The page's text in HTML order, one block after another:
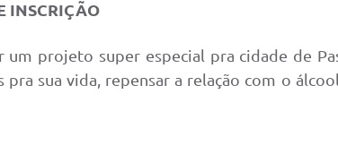
INSCRIÇÃO
projeto super especial pra cidade de
sua vida, repensar a relação com o